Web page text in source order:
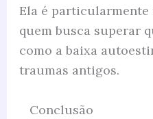
Ela é particularmente
quem busca superar
como a baixa
traumas antigos.
Conclusão